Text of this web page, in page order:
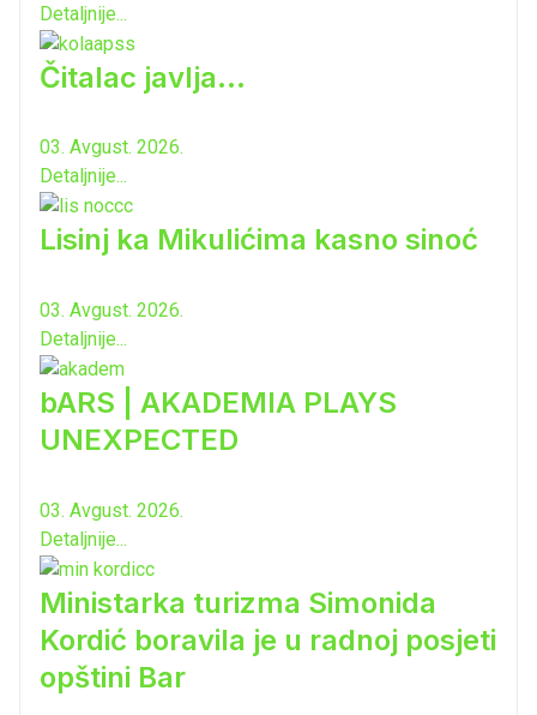
Detaljnije...
Čitalac javlja...
03. Avgust. 2026.
Detaljnije...
Lisinj ka Mikulićima kasno sinoć
03. Avgust. 2026.
Detaljnije...
bARS | AKADEMIA PLAYS
UNEXPECTED
03. Avgust. 2026.
Detaljnije...
Ministarka turizma Simonida
Kordić boravila je u radnoj posjeti
opštini Bar